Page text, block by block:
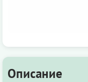
Описание